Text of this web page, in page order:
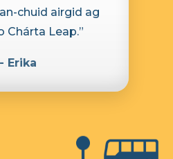
chuid airgid ag
Chárta Leap.”
- Erika